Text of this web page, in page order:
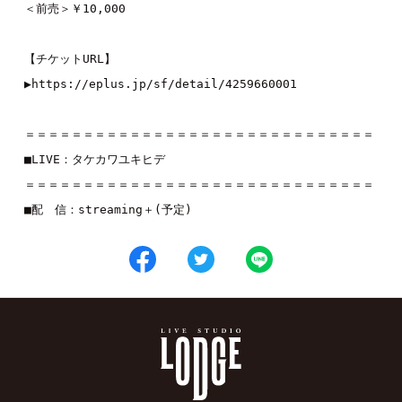
＜前売＞￥10,000
【チケットURL】
▶https://eplus.jp/sf/detail/4259660001
＝＝＝＝＝＝＝＝＝＝＝＝＝＝＝＝＝＝＝＝＝＝＝＝＝＝＝＝＝＝
■LIVE： タケカワユキヒデ
＝＝＝＝＝＝＝＝＝＝＝＝＝＝＝＝＝＝＝＝＝＝＝＝＝＝＝＝＝＝
■配　信：streaming＋(予定)